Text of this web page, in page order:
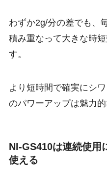
わずか2g/分の差でも、
積み重なって大きな時
す。
より短時間で確実にシ
のパワーアップは魅力的
NI-GS410は連続使用
使える